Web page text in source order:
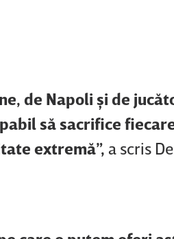
de Napoli şi de
să sacrifice
extremă”, a scris